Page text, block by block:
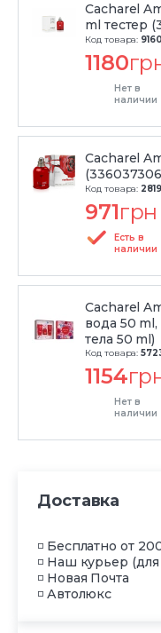
Cacharel
ml тестер
Код товара: 9160
1180
Нет в
наличии
Cacharel
Код товара:
971грн
Есть в
наличии
Cacharel
вода 50
тела 50 ml)
Код товара:
1154
Нет в
наличии
Доставка
◽ Бесплатно от
◽ Наш курьер
◽ Новая Почта
◽ Автолюкс